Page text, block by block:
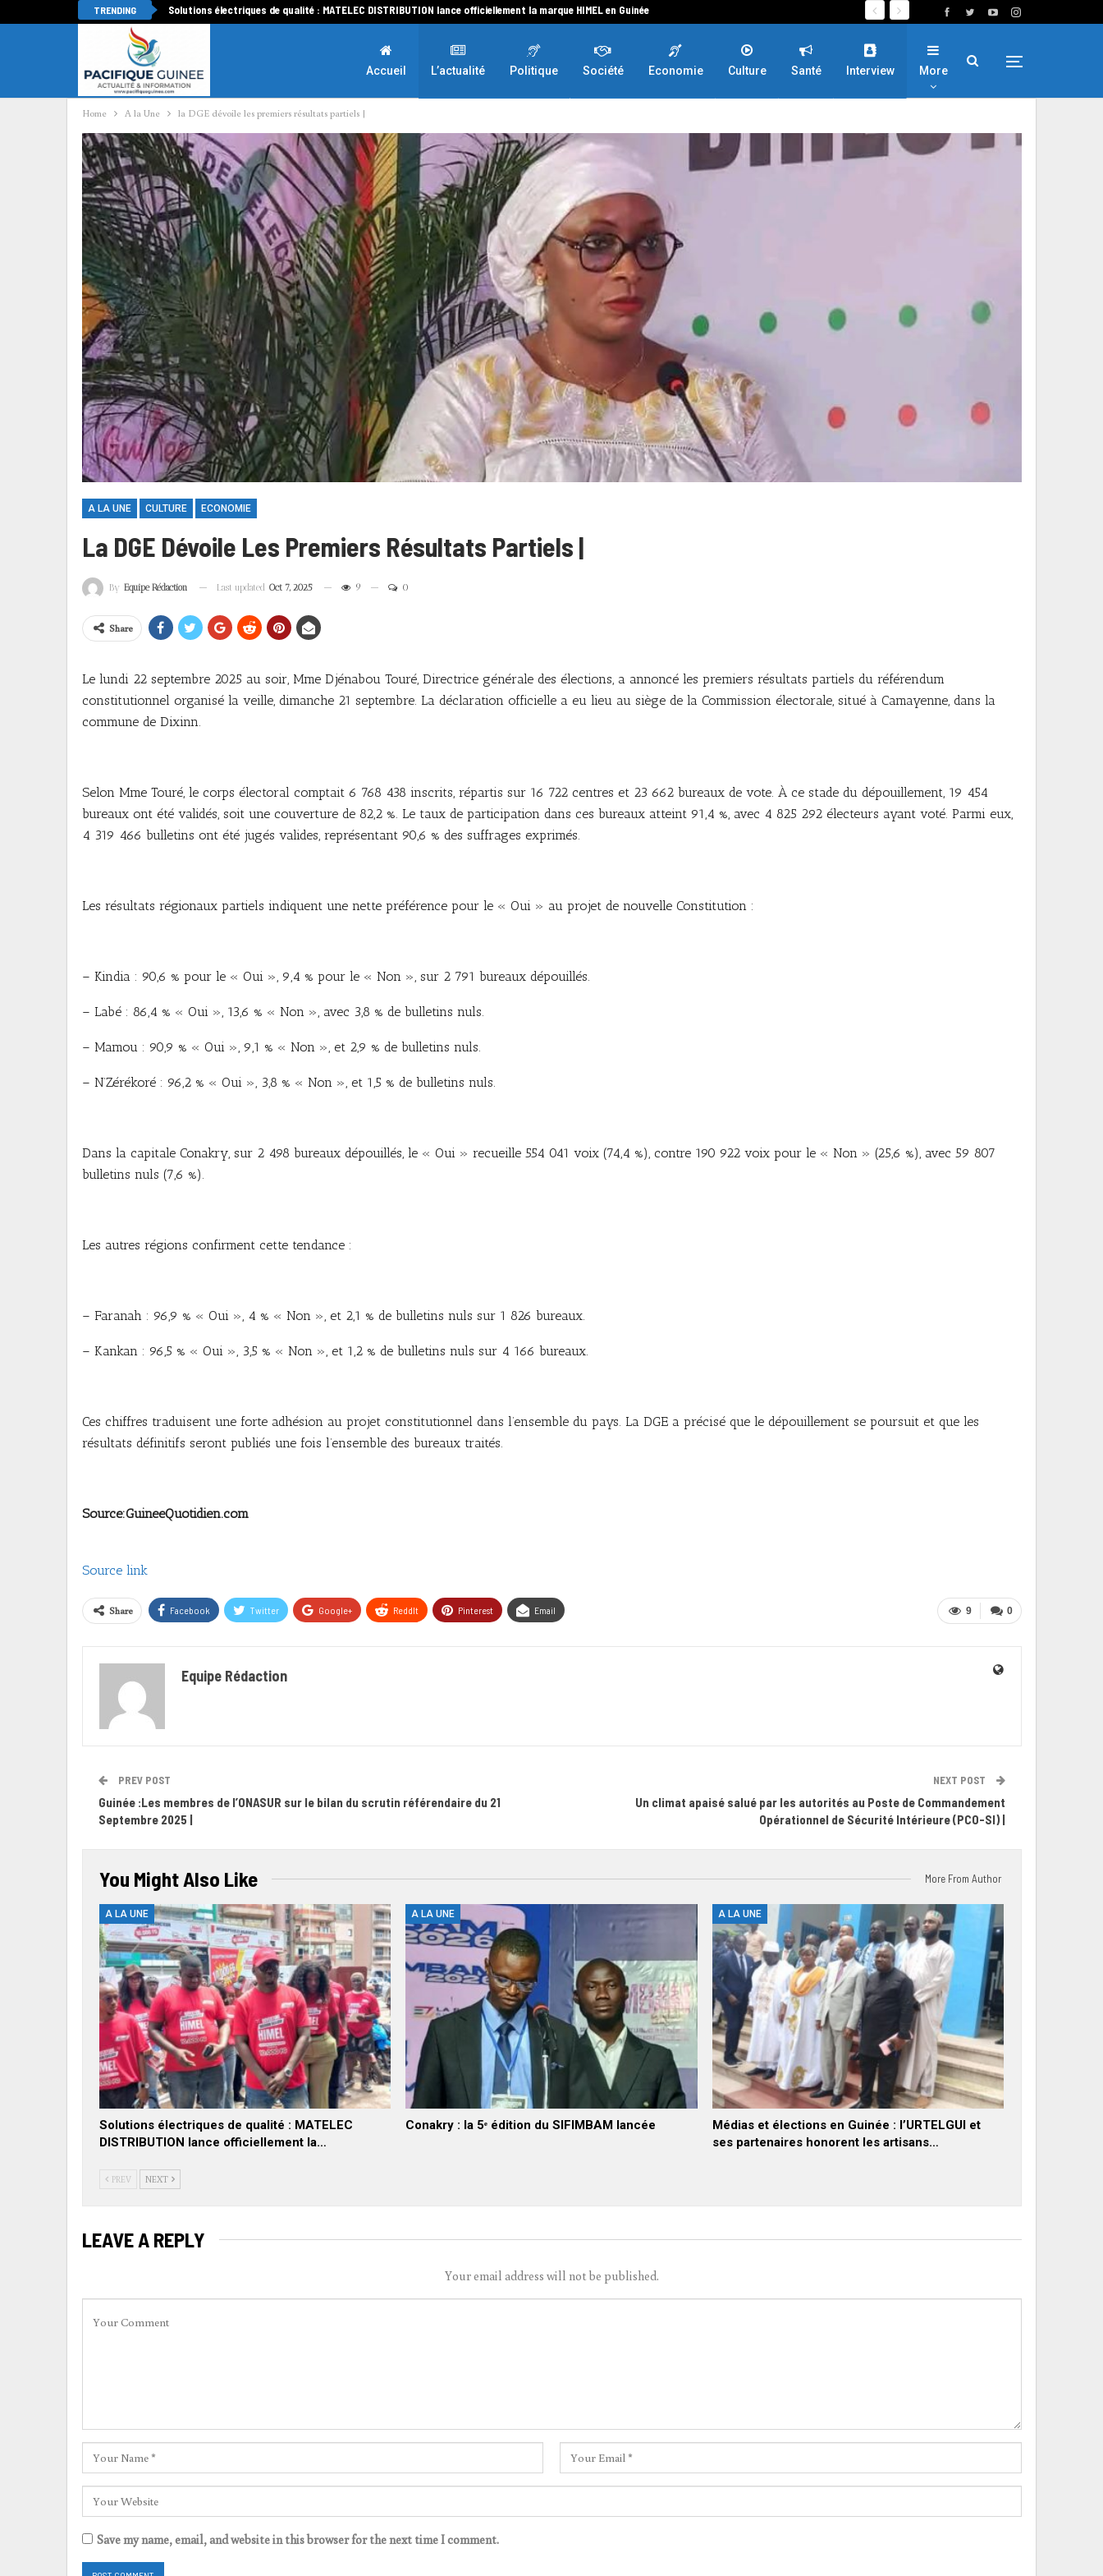
TRENDING Solutions électriques de qualité : MATELEC DISTRIBUTION lance officiellement la marque HIMEL en Guinée
Accueil L’actualité Politique Société Economie Culture Santé Interview More
Home A la Une la DGE dévoile les premiers résultats partiels |
A LA UNE CULTURE ECONOMIE
La DGE Dévoile Les Premiers Résultats Partiels |
By Equipe Rédaction Last updated Oct 7, 2025 9 0
Share
Le lundi 22 septembre 2025 au soir, Mme Djénabou Touré, Directrice générale des élections, a annoncé les premiers résultats partiels du référendum
constitutionnel organisé la veille, dimanche 21 septembre. La déclaration officielle a eu lieu au siège de la Commission électorale, situé à Camayenne, dans la
commune de Dixinn.
Selon Mme Touré, le corps électoral comptait 6 768 438 inscrits, répartis sur 16 722 centres et 23 662 bureaux de vote. À ce stade du dépouillement, 19 454
bureaux ont été validés, soit une couverture de 82,2 %. Le taux de participation dans ces bureaux atteint 91,4 %, avec 4 825 292 électeurs ayant voté. Parmi eux,
4 319 466 bulletins ont été jugés valides, représentant 90,6 % des suffrages exprimés.
Les résultats régionaux partiels indiquent une nette préférence pour le « Oui » au projet de nouvelle Constitution :
– Kindia : 90,6 % pour le « Oui », 9,4 % pour le « Non », sur 2 791 bureaux dépouillés.
– Labé : 86,4 % « Oui », 13,6 % « Non », avec 3,8 % de bulletins nuls.
– Mamou : 90,9 % « Oui », 9,1 % « Non », et 2,9 % de bulletins nuls.
– N’Zérékoré : 96,2 % « Oui », 3,8 % « Non », et 1,5 % de bulletins nuls.
Dans la capitale Conakry, sur 2 498 bureaux dépouillés, le « Oui » recueille 554 041 voix (74,4 %), contre 190 922 voix pour le « Non » (25,6 %), avec 59 807
bulletins nuls (7,6 %).
Les autres régions confirment cette tendance :
– Faranah : 96,9 % « Oui », 4 % « Non », et 2,1 % de bulletins nuls sur 1 826 bureaux.
– Kankan : 96,5 % « Oui », 3,5 % « Non », et 1,2 % de bulletins nuls sur 4 166 bureaux.
Ces chiffres traduisent une forte adhésion au projet constitutionnel dans l’ensemble du pays. La DGE a précisé que le dépouillement se poursuit et que les
résultats définitifs seront publiés une fois l’ensemble des bureaux traités.
Source:GuineeQuotidien.com
Source link
0
9
Share Facebook Twitter Google+ ReddIt Pinterest Email
Equipe Rédaction
PREV POST
Guinée :Les membres de l’ONASUR sur le bilan du scrutin référendaire du 21
Septembre 2025 |
NEXT POST
Un climat apaisé salué par les autorités au Poste de Commandement
Opérationnel de Sécurité Intérieure (PCO-SI) |
You Might Also Like More From Author
A LA UNE
Solutions électriques de qualité : MATELEC
DISTRIBUTION lance officiellement la…
A LA UNE
Conakry : la 5ᵉ édition du SIFIMBAM lancée
A LA UNE
Médias et élections en Guinée : l’URTELGUI et
ses partenaires honorent les artisans…
PREV NEXT
LEAVE A REPLY
Your email address will not be published.
Save my name, email, and website in this browser for the next time I comment.